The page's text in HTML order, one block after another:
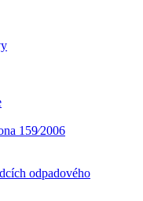
159⁄2006
odpadového